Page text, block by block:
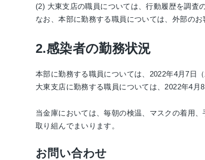
(2) 大東支店の職員については、行動履歴を調査
なお、本部に勤務する職員については、外部のお
2.感染者の勤務状況
本部に勤務する職員については、2022年4月7日
大東支店に勤務する職員については、2022年4月
当金庫においては、毎朝の検温、マスクの着用
取り組んでまいります。
お問い合わせ